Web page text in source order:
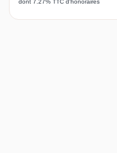
dont 7.27% TTC d'honoraires